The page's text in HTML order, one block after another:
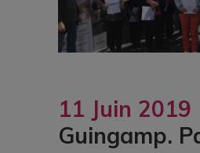
11 Juin 2019
Guingamp.